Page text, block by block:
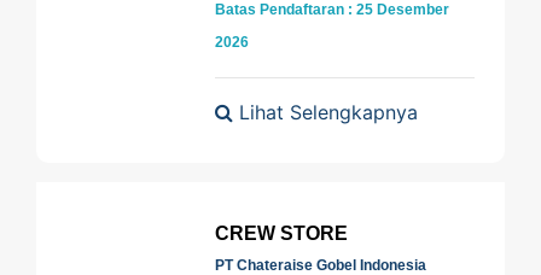
Batas Pendaftaran : 25 Desember
2026
Lihat Selengkapnya
CREW STORE
PT Chateraise Gobel Indonesia